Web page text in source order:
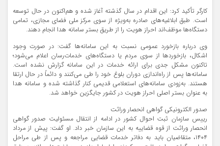
کارگر تأکید کرد: این اقدام در سال گذشته آغاز شده و هم‌اکنون در حال توسعه
است. طبق ابلاغیه‌های صادره به‌ویژه از سوی مرکز ملی فضای مجازی، تمامی
دستگاه‌ها موظف‌اند احراز هویت را از طریق بستر سامانه هدا انجام دهند.
وی درباره بازخورد عمومی نسبت به این سامانه‌ها گفت: در صورت وجود
اشکال، بازخوردها از سوی مردم یا دستگاه‌های خدمات‌رسان اعلام می‌شود؛
تاکنون مشکل جدی برای ارائه خدمات در این سامانه گزارش نشده است.
سامانه‌ها پس از راه‌اندازی دوران بلوغ خود را طی می‌کنند و دائماً در حال ارتقا
هستند. به‌زودی سامانه‌های استعلامی قدیمی کنار گذاشته شده و سامانه هدا
به عنوان بستر اصلی احراز هویت در کشور جایگزین خواهد شد.
صدور الکترونیکی گواهی انحصار وراثت
رییس سازمان ثبت احوال کشور در ادامه از انتقال مسئولیت صدور گواهی
انحصار وراثت از قوه قضاییه به این سازمان خبر داد. او گفت: پیش از مرداد
۱۴۰۴، متقاضیان باید به دفاتر خدمات قضایی مراجعه و پس از طی مراحل